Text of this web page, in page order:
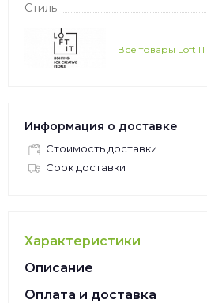
Стиль
Все товары Loft IT
Информация о доставке
Стоимость доставки
Срок доставки
Характеристики
Описание
Оплата и доставка